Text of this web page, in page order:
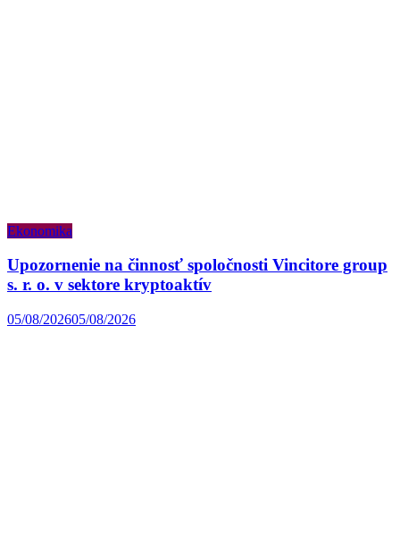
Ekonomika
Upozornenie na činnosť spoločnosti Vincitore group
s. r. o. v sektore kryptoaktív
05/08/202605/08/2026